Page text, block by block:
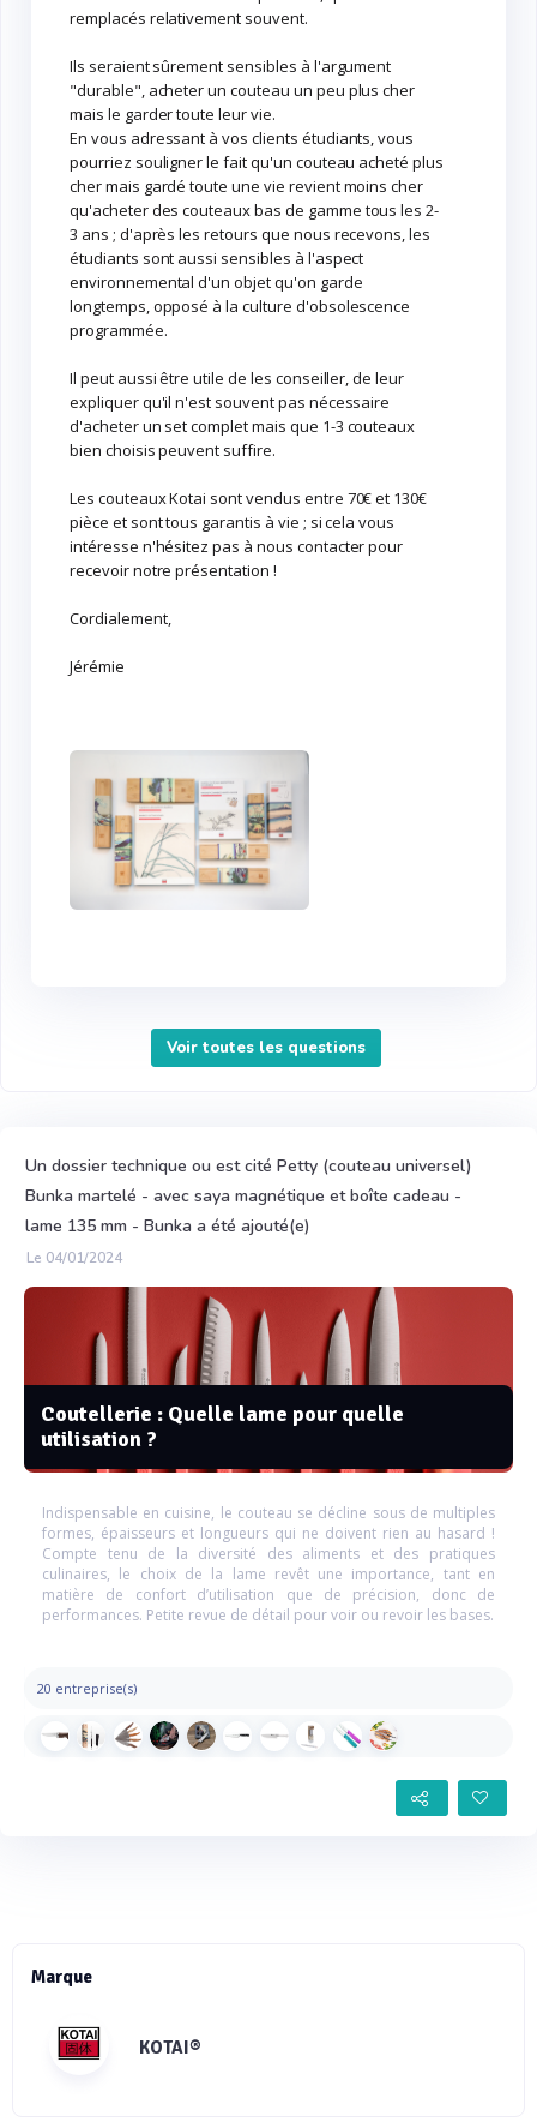
remplacés relativement souvent.
Ils seraient sûrement sensibles à l'argument
"durable", acheter un couteau un peu plus cher
mais le garder toute leur vie.
En vous adressant à vos clients étudiants, vous
pourriez souligner le fait qu'un couteau acheté plus
cher mais gardé toute une vie revient moins cher
qu'acheter des couteaux bas de gamme tous les 2-
3 ans ; d'après les retours que nous recevons, les
étudiants sont aussi sensibles à l'aspect
environnemental d'un objet qu'on garde
longtemps, opposé à la culture d'obsolescence
programmée.
Il peut aussi être utile de les conseiller, de leur
expliquer qu'il n'est souvent pas nécessaire
d'acheter un set complet mais que 1-3 couteaux
bien choisis peuvent suffire.
Les couteaux Kotai sont vendus entre 70€ et 130€
pièce et sont tous garantis à vie ; si cela vous
intéresse n'hésitez pas à nous contacter pour
recevoir notre présentation !
Cordialement,
Jérémie
Voir toutes les questions
Un dossier technique ou est cité Petty (couteau universel)
Bunka martelé - avec saya magnétique et boîte cadeau -
lame 135 mm - Bunka a été ajouté(e)
Le 04/01/2024
Coutellerie : Quelle lame pour quelle
utilisation ?
Indispensable en cuisine, le couteau se décline sous de multiples
formes, épaisseurs et longueurs qui ne doivent rien au hasard !
Compte tenu de la diversité des aliments et des pratiques
culinaires, le choix de la lame revêt une importance, tant en
matière de confort d’utilisation que de précision, donc de
performances. Petite revue de détail pour voir ou revoir les bases.
20 entreprise(s)
Marque
KOTAI®